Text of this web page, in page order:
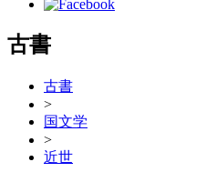
古書
古書
>
国文学
>
近世